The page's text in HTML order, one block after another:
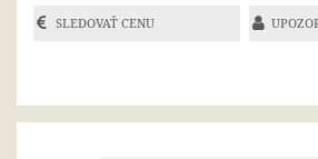
SLEDOVAŤ CENU